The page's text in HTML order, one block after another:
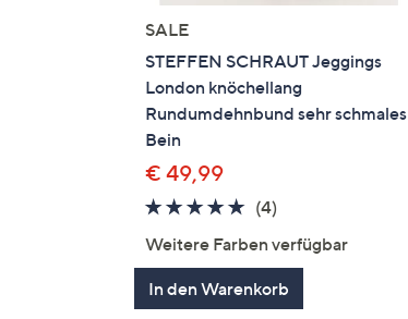
SALE
STEFFEN SCHRAUT Jeggings
London knöchellang
Rundumdehnbund sehr schmales
Bein
€ 49,99
5.0
5
(4)4
Weitere Farben verfügbar
In den Warenkorb